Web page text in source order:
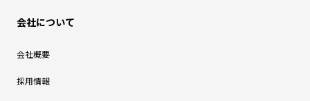
会社について
会社概要
採用情報